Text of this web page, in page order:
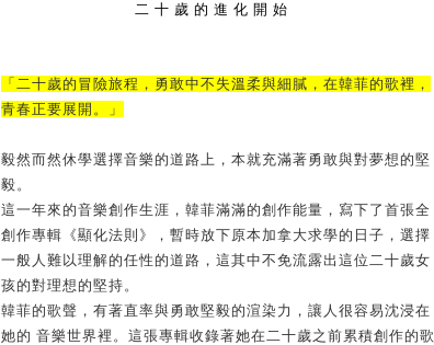
⼆ ⼗ 歲 的 進 化 開 始
「 ⼆⼗歲的冒險旅程，勇敢中不失溫柔與細膩，在韓菲的歌裡，
青春正要展開。」
毅然⽽然休學選擇⾳樂的道路上，本就充滿著勇敢與對夢想的堅
毅。
這⼀年來的⾳樂創作⽣涯，韓菲滿滿的創作能量，寫下了 ⾸張全
創作專輯《顯化法則》，暫時放下原本加拿⼤求學的 ⽇⼦ ，選擇
⼀般 ⼈ 難以理解的任性的道路，這其中不免流露出這位⼆⼗歲女
孩的對理想的堅持。
韓菲的歌聲，有著直率與勇敢堅毅的渲染 ⼒ ，讓 ⼈ 很容易沈浸在
她的 ⾳樂世界裡。這張專輯收錄著她在⼆⼗歲之前累積創作的歌